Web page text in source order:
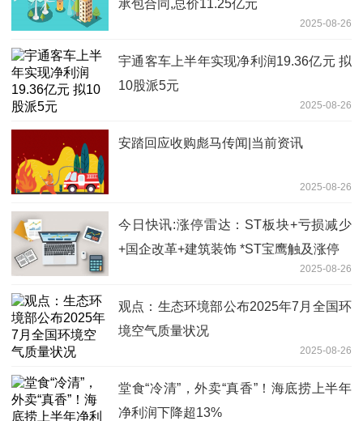
承包合同,总价11.25亿元
2025-08-26
宇通客车上半年实现净利润19.36亿元 拟
10股派5元
2025-08-26
安踏回应收购彪马传闻|当前资讯
2025-08-26
今日快讯:涨停雷达：ST板块+亏损减少
+国企改革+建筑装饰 *ST宝鹰触及涨停
2025-08-26
观点：生态环境部公布2025年7月全国环
境空气质量状况
2025-08-26
堂食“冷清”，外卖“真香”！海底捞上半年
净利润下降超13%